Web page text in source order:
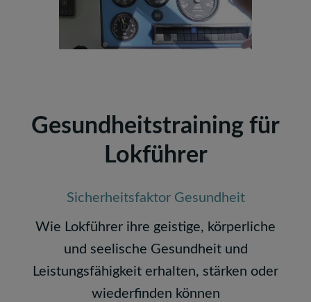
Gesundheitstraining für
Lokführer
Sicherheitsfaktor Gesundheit
Wie Lokführer ihre geistige, körperliche
und seelische Gesundheit und
Leistungsfähigkeit erhalten, stärken oder
wiederfinden können